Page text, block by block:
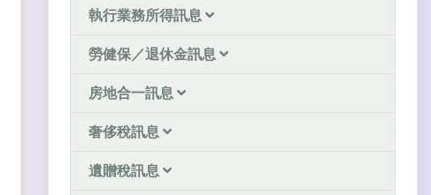
執行業務所得訊息
勞健保／退休金訊息
房地合一訊息
奢侈稅訊息
遺贈稅訊息